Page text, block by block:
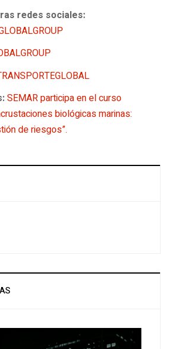
redes sociales:
SEMAR participa en el curso
biológicas marinas:
de riesgos”.